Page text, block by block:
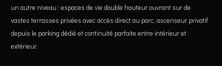
un autre niveau : espaces de vie double hauteur ouvrant sur de
vastes terrasses privées avec accès direct au parc, ascenseur privatif
depuis le parking dédié et continuité parfaite entre intérieur et
extérieur.